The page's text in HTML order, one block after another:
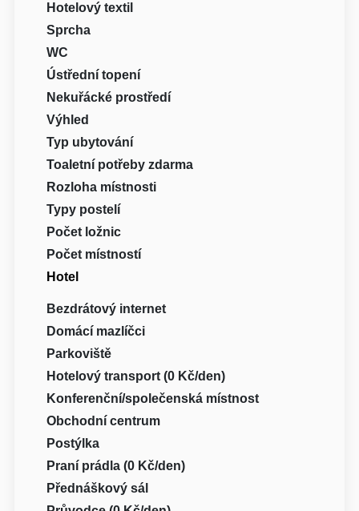
Hotelový textil
Sprcha
WC
Ústřední topení
Nekuřácké prostředí
Výhled
Typ ubytování
Toaletní potřeby zdarma
Rozloha místnosti
Typy postelí
Počet ložnic
Počet místností
Hotel
Bezdrátový internet
Domácí mazlíčci
Parkoviště
Hotelový transport (0 Kč/den)
Konferenční/společenská místnost
Obchodní centrum
Postýlka
Praní prádla (0 Kč/den)
Přednáškový sál